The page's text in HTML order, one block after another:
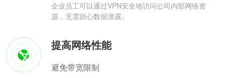
企业员工可以通过VPN安全地访问公司内部网络资
源，无需担心数据泄露。
提高网络性能
避免带宽限制